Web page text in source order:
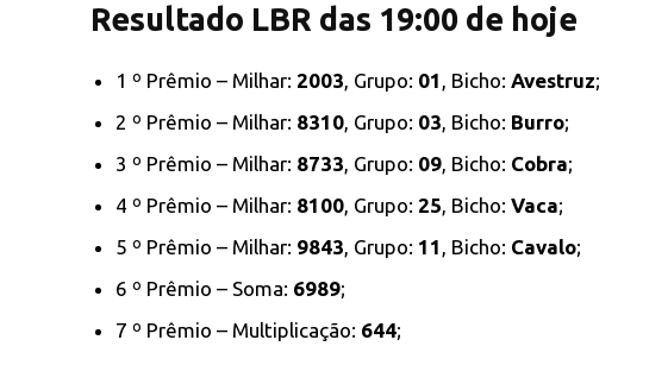
Resultado LBR das 19:00 de hoje
1 º Prêmio – Milhar: 2003, Grupo: 01 , Bicho: Avestruz;
2 º Prêmio – Milhar: 8310, Grupo: 03, Bicho: Burro;
3 º Prêmio – Milhar: 8733, Grupo: 09, Bicho: Cobra;
4 º Prêmio – Milhar: 8100, Grupo: 25, Bicho: Vaca;
5 º Prêmio – Milhar: 9843, Grupo: 11 , Bicho: Cavalo;
6 º Prêmio – Soma: 6989;
7 º Prêmio – Multiplicação: 644;